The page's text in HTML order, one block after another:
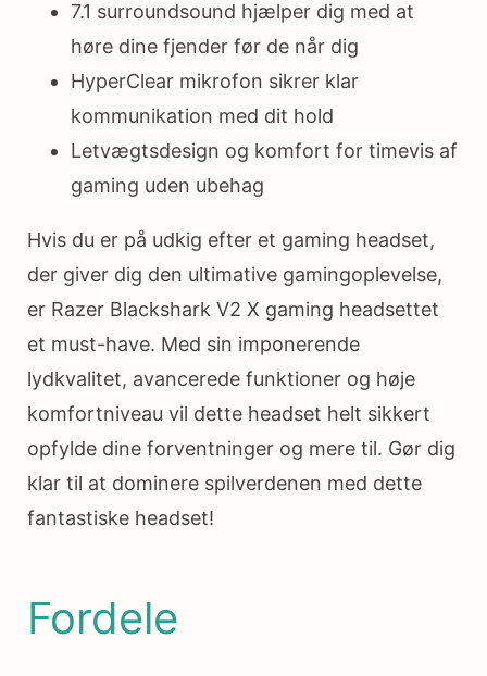
7.1 surroundsound hjælper dig med at
høre dine fjender før de når dig
HyperClear mikrofon sikrer klar
kommunikation med dit hold
Letvægtsdesign og komfort for timevis af
gaming uden ubehag
Hvis du er på udkig efter et gaming headset,
der giver dig den ultimative gamingoplevelse,
er Razer Blackshark V2 X gaming headsettet
et must-have. Med sin imponerende
lydkvalitet, avancerede funktioner og høje
komfortniveau vil dette headset helt sikkert
opfylde dine forventninger og mere til. Gør dig
klar til at dominere spilverdenen med dette
fantastiske headset!
Fordele